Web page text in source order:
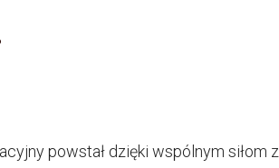
powstał dzięki wspólnym siłom z